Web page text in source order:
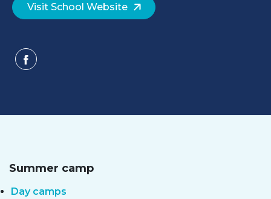
Visit School Website
Summer camp
Day camps